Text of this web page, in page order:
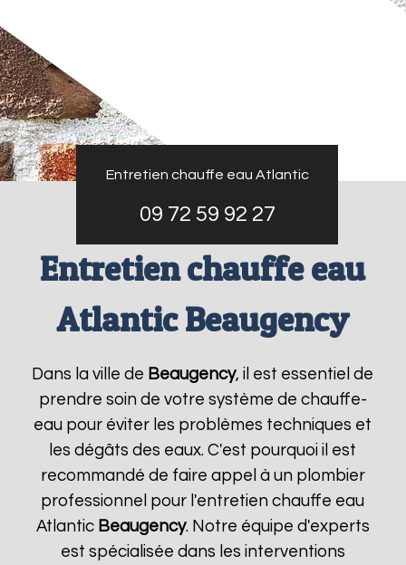
Entretien chauffe eau Atlantic
09 72 59 92 27
Entretien chauffe eau
Atlantic Beaugency
Dans la ville de Beaugency, il est essentiel de
prendre soin de votre système de chauffe-
eau pour éviter les problèmes techniques et
les dégâts des eaux. C'est pourquoi il est
recommandé de faire appel à un plombier
professionnel pour l'entretien chauffe eau
Atlantic Beaugency. Notre équipe d'experts
est spécialisée dans les interventions